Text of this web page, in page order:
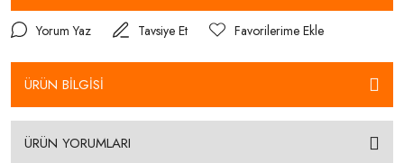
Yorum Yaz Tavsiye Et
ÜRÜN BİLGİSİ
ÜRÜN YORUMLARI